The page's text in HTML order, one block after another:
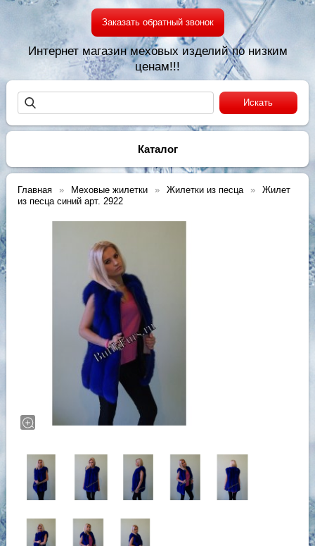
Заказать обратный звонок
Интернет магазин меховых изделий по низким
ценам!!!
Каталог
Главная Меховые жилетки Жилетки из песца
Жилет
из песца синий арт. 2922